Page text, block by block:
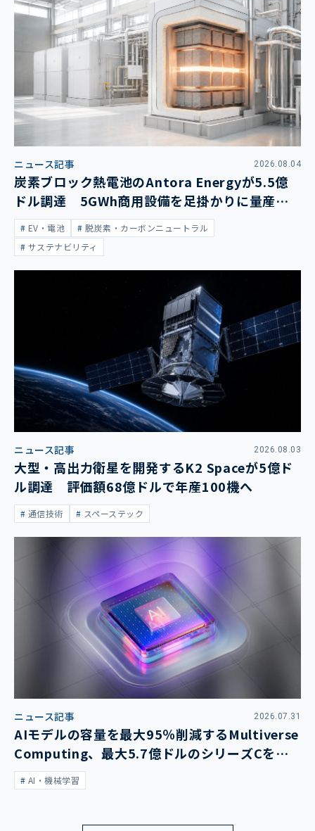
ニュース記事 2026.08.04
炭素ブロック熱電池のAntora Energyが5.5億
ドル調達 5GWh商用設備を足掛かりに量産拡
大EV・電池
脱炭素・カーボンニュートラル
サステナビリティ
ニュース記事 2026.08.03
大型・高出力衛星を開発するK2 Spaceが5億ド
ル調達 評価額68億ドルで年産100機へ
通信技術 スペーステック
ニュース記事 2026.07.31
AIモデルの容量を最大95％削減するMultiverse
Computing、最大5.7億ドルのシリーズCを発
表AI・機械学習